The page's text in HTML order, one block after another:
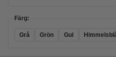
Färg:
Grå Grön Gul